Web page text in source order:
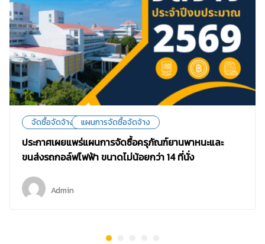
จัดซื้อจัดจ้าง แผนการจัดซื้อจัดจ้าง
ประกาศเผยแพร่แผนการจัดซื้อครุภัณฑ์ยานพาหนะและ
ขนส่งรถกอล์ฟไฟฟ้า ขนาดไม่น้อยกว่า 14 ที่นั่ง
Admin